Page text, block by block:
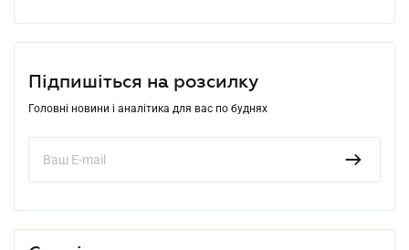
Підпишіться на розсилку
Головні новини і аналітика для вас по буднях